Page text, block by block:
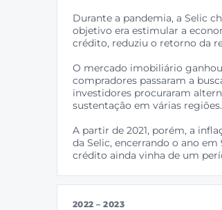
Durante a pandemia, a Selic
objetivo era estimular a
crédito, reduziu o retorno da
O mercado imobiliário
compradores passaram a
investidores procuraram
sustentação em várias regiões.
A partir de 2021, porém, a
da Selic, encerrando o ano
crédito ainda vinha de um
2022 – 2023